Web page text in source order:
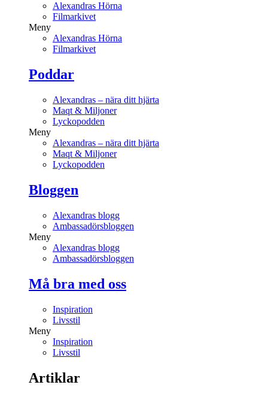
Alexandras Hörna
Filmarkivet
Meny
Alexandras Hörna
Filmarkivet
Poddar
Alexandras – nära ditt hjärta
Maqt & Miljoner
Lyckopodden
Meny
Alexandras – nära ditt hjärta
Maqt & Miljoner
Lyckopodden
Bloggen
Alexandras blogg
Ambassadörsbloggen
Meny
Alexandras blogg
Ambassadörsbloggen
Må bra med oss
Inspiration
Livsstil
Meny
Inspiration
Livsstil
Artiklar